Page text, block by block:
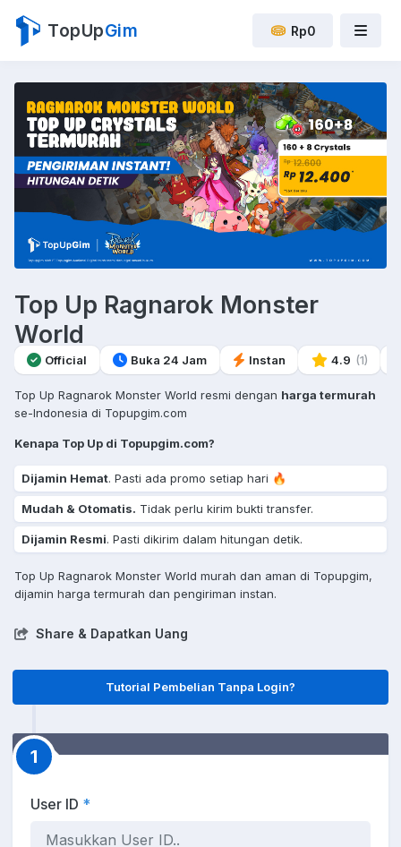
TopUpGim Rp0
Top Up Ragnarok Monster
World
Official Buka 24 Jam Instan 4.9 (1)
Top Up Ragnarok Monster World resmi dengan harga termurah
se-Indonesia di Topupgim.com
Kenapa Top Up di Topupgim.com?
Dijamin Hemat. Pasti ada promo setiap hari 🔥
Mudah & Otomatis. Tidak perlu kirim bukti transfer.
Dijamin Resmi. Pasti dikirim dalam hitungan detik.
Top Up Ragnarok Monster World murah dan aman di Topupgim,
dijamin harga termurah dan pengiriman instan.
Share & Dapatkan Uang
Tutorial Pembelian Tanpa Login?
1
User ID *